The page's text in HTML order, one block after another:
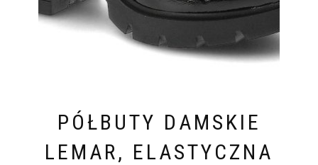
PÓŁBUTY DAMSKIE
LEMAR, ELASTYCZNA